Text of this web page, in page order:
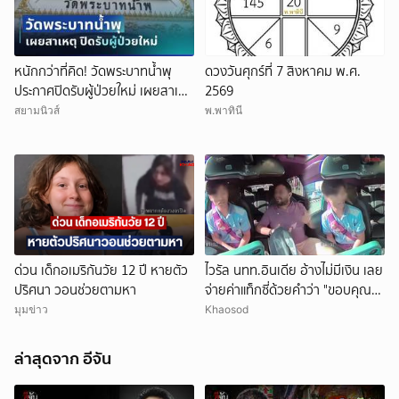
หนักกว่าที่คิด! วัดพระบาทน้ำพุ
ประกาศปิดรับผู้ป่วยใหม่ เผยสาเหตุ
สุดสะเทือนใจ
สยามนิวส์
ดวงวันศุกร์ที่ 7 สิงหาคม พ.ศ.
2569
พ.พาทินี
ด่วน เด็กอเมริกันวัย 12 ปี หายตัว
ปริศนา วอนช่วยตามหา
มุมข่าว
ไวรัล นทท.อินเดีย อ้างไม่มีเงิน เลย
จ่ายค่าแท็กซี่ด้วยคำว่า "ขอบคุณ"
คนขับอึ้ง แห่วิจารณ์
Khaosod
ล่าสุดจาก อีจัน